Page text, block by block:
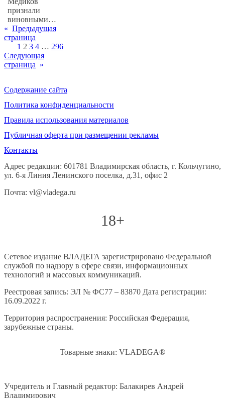
признали
виновными…
« Предыдущая
страница
1 2 3 4 … 296
Следующая
страница »
Содержание сайта
Политика конфиденциальности
Правила использования материалов
Публичная оферта при размещении рекламы
Контакты
Адрес редакции: 601781 Владимирская область, г. Кольчугино,
ул. 6-я Линия Ленинского поселка, д.31, офис 2
Почта: vl@vladega.ru
18+
Сетевое издание ВЛАДЕГА зарегистрировано Федеральной
службой по надзору в сфере связи, информационных
технологий и массовых коммуникаций.
Реестровая запись: ЭЛ № ФС77 – 83870 Дата регистрации:
16.09.2022 г.
Территория распространения: Российская Федерация,
зарубежные страны.
Товарные знаки: VLADEGA®
Учредитель и Главный редактор: Балакирев Андрей
Владимирович